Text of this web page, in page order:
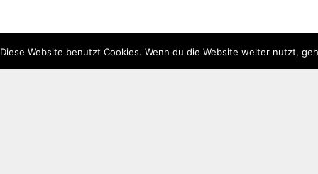
Diese Website benutzt Cookies. Wenn du die Website weiter nutzt,